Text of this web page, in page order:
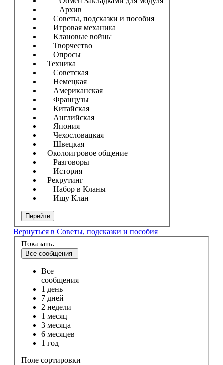
Архив
Советы, подсказки и пособия
Игровая механика
Клановые войны
Творчество
Опросы
Техника
Советская
Немецкая
Американская
Французы
Китайская
Английская
Япония
Чехословацкая
Швецкая
Околоигровое общение
Разговоры
История
Рекрутинг
Набор в Кланы
Ищу Клан
Перейти
Вернуться в Советы, подсказки и пособия
Показать:
Все сообщения
Все
сообщения
1 день
7 дней
2 недели
1 месяц
3 месяца
6 месяцев
1 год
Поле сортировки